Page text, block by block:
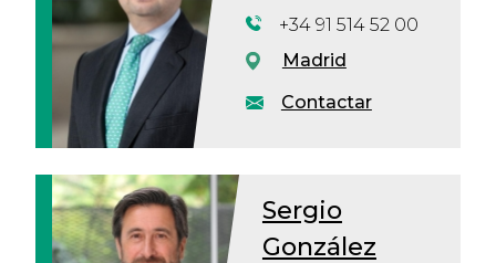
Contactar
+34 91 514 52 00
Madrid
Sergio
González